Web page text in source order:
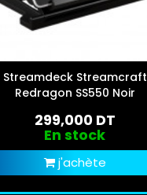
Streamdeck Streamcraft
Redragon SS550 Noir
299,000 DT
En stock
j'achète